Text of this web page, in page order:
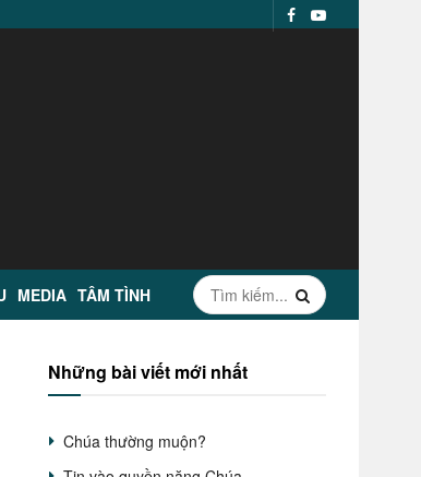
MEDIA TÂM TÌNH
Những bài viết mới nhất
Chúa thường muộn?